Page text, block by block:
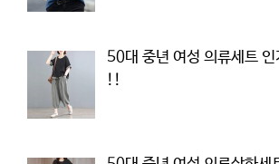
50대 중년 여성 의류세트
!!